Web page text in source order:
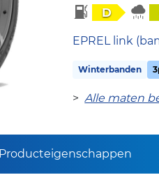
D
EPREL link
Winterbanden
>Alle maten
Producteigenschappen